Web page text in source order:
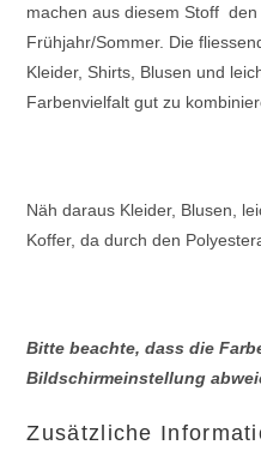
machen aus diesem Stoff
Frühjahr/Sommer. Die
Kleider, Shirts, Blusen und
Farbenvielfalt gut zu
Näh daraus Kleider, Blusen,
Koffer, da durch den
Bitte beachte, dass die
Bildschirmeinstellung
Zusätzliche